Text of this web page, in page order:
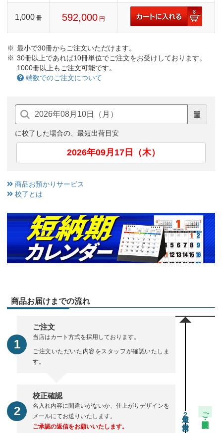
1,000 冊 592,000 円
最小で30冊からご注文いただけます。
30冊以上であれば10冊単位でご注文をお受けしております。
1000冊以上もご注文可能です。
端数でのご注文について
に校了した場合の、最短出荷目安
2026年09月17日（木）
商品お預かりサービス
校了とは
商品お届けまでの流れ
ご注文
当店はカート方式を採用しております。
ご注文いただいた内容をスタッフが確認いたしま
す。
校正確認
名入れ内容に間違いがないか、仕上がりデザインを
メールにてお送りいたします。
ご承認の返信をお願いいたします。
2 ご注文・校正期間